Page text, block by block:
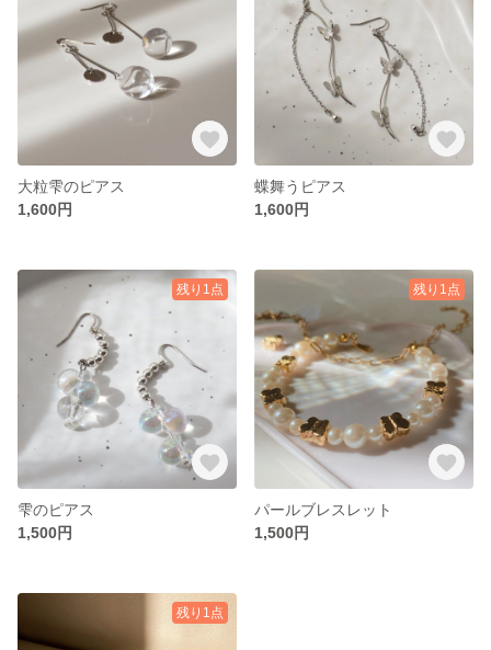
大粒雫のピアス
1,600円
蝶舞うピアス
1,600円
残り1点
雫のピアス
1,500円
残り1点
パールブレスレット
1,500円
残り1点